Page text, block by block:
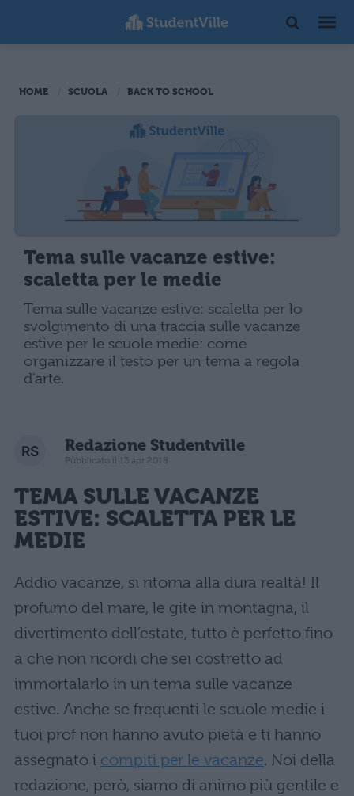
HOME SCUOLA BACK TO SCHOOL
Tema sulle vacanze estive:
scaletta per le medie
Tema sulle vacanze estive: scaletta per lo
svolgimento di una traccia sulle vacanze
estive per le scuole medie: come
organizzare il testo per un tema a regola
d'arte.
Redazione Studentville
Pubblicato il 13 apr 2018
TEMA SULLE VACANZE
ESTIVE: SCALETTA PER LE
MEDIE
Addio vacanze, si ritorna alla dura realtà! Il
profumo del mare, le gite in montagna, il
divertimento dell’estate, tutto è perfetto fino
a che non ricordi che sei costretto ad
immortalarlo in un tema sulle vacanze
estive. Anche se frequenti le scuole medie i
tuoi prof non hanno avuto pietà e ti hanno
assegnato i compiti per le vacanze. Noi della
redazione, però, siamo di animo più gentile e